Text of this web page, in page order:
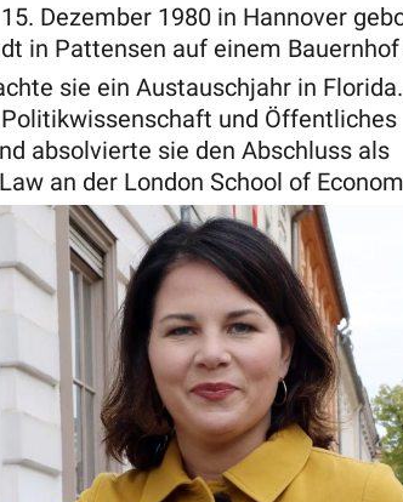
Dezember 1980 in Hannover
in Pattensen auf einem
sie ein Austauschjahr in Florida.
und Öffentliches
absolvierte sie den Abschluss als
an der London School of